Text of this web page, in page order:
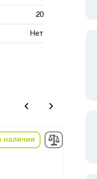
20
Нет
наличии